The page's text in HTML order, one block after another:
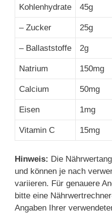
Kohlenhydrate 45g
– Zucker 25g
– Ballaststoffe 2g
Natrium 150mg
Calcium 50mg
Eisen 1mg
Vitamin C 15mg
Hinweis: Die
und können je nach
variieren. Für genauere
bitte eine
Angaben Ihrer